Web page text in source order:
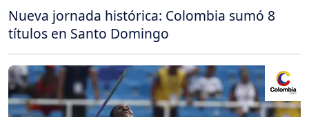
Nueva jornada histórica: Colombia sumó 8
títulos en Santo Domingo